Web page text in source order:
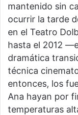
mantenido sin
ocurrir la tarde
en el Teatro
hasta el 2012
dramática
técnica
entonces, los
Ana hayan por
temperaturas